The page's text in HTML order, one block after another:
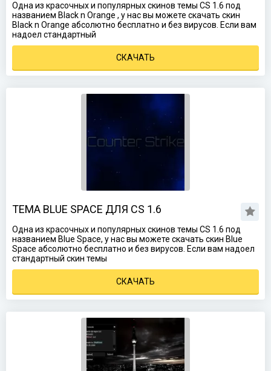
Одна из красочных и популярных скинов темы CS 1.6 под
названием Black n Orange , у нас вы можете скачать скин
Black n Orange абсолютно бесплатно и без вирусов. Если вам
надоел стандартный
СКАЧАТЬ
ТЕМА BLUE SPACE ДЛЯ CS 1.6
Одна из красочных и популярных скинов темы CS 1.6 под
названием Blue Space, у нас вы можете скачать скин Blue
Space абсолютно бесплатно и без вирусов. Если вам надоел
стандартный скин темы
СКАЧАТЬ